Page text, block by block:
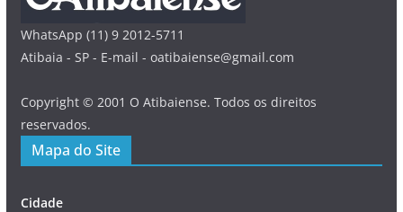
WhatsApp (11) 9 2012-5711
Atibaia - SP - E-mail - oatibaiense@gmail.com
Copyright © 2001 O Atibaiense. Todos os direitos
reservados.
Mapa do Site
Cidade